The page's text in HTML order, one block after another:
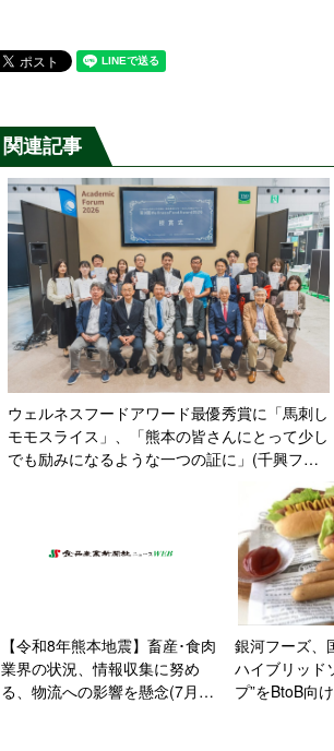
関連記事
ウェルネスフードアワード最優秀賞に「馬刺し
モモスライス」、「熊本の皆さんにとって少し
でも励みになるような一つの証に」(千興ファ
【令和8年熊本地震】畜産･食肉
業界の状況、情報収集に努め
る、物流への影響を懸念(7月29
銀河フーズ、
ハイブリッド
プ”をBtoB向